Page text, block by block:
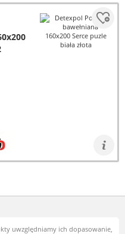
uwzględniamy ich dopasowanie,